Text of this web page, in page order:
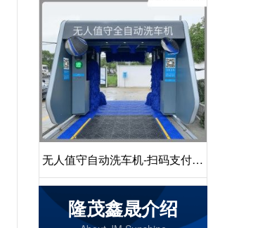
无人值守自动洗车机-扫码支付24
小时不停机洗车[隆茂鑫晟]
隆茂鑫晟介绍